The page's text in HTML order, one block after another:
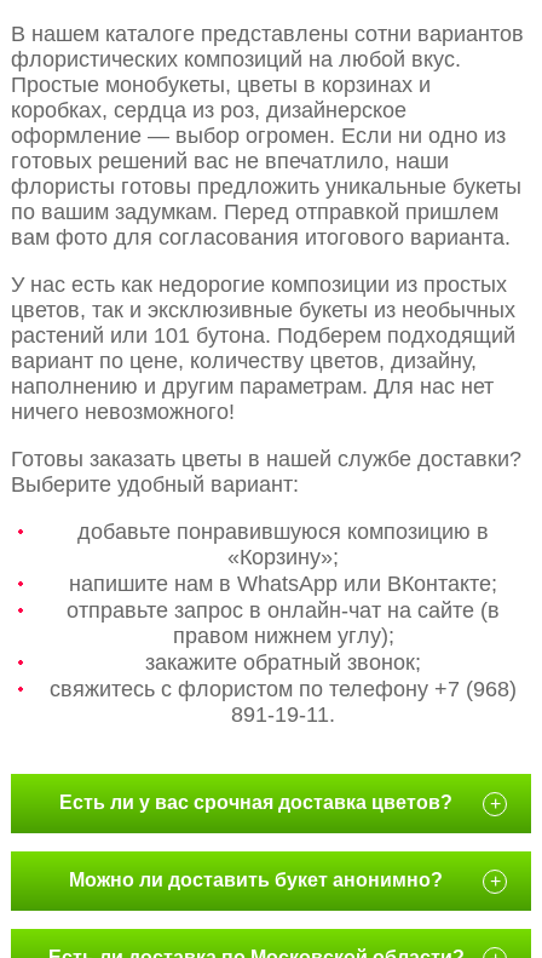
В нашем каталоге представлены сотни вариантов
флористических композиций на любой вкус.
Простые монобукеты, цветы в корзинах и
коробках, сердца из роз, дизайнерское
оформление — выбор огромен. Если ни одно из
готовых решений вас не впечатлило, наши
флористы готовы предложить уникальные букеты
по вашим задумкам. Перед отправкой пришлем
вам фото для согласования итогового варианта.
У нас есть как недорогие композиции из простых
цветов, так и эксклюзивные букеты из необычных
растений или 101 бутона. Подберем подходящий
вариант по цене, количеству цветов, дизайну,
наполнению и другим параметрам. Для нас нет
ничего невозможного!
Готовы заказать цветы в нашей службе доставки?
Выберите удобный вариант:
добавьте понравившуюся композицию в
«Корзину»;
напишите нам в WhatsApp или ВКонтакте;
отправьте запрос в онлайн-чат на сайте (в
правом нижнем углу);
закажите обратный звонок;
свяжитесь с флористом по телефону +7 (968)
891-19-11.
Есть ли у вас срочная доставка цветов? +
Можно ли доставить букет анонимно? +